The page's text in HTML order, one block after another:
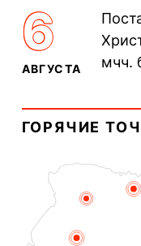
прп.
6
АВГУСТА
мчч.
ГОРЯЧИЕ